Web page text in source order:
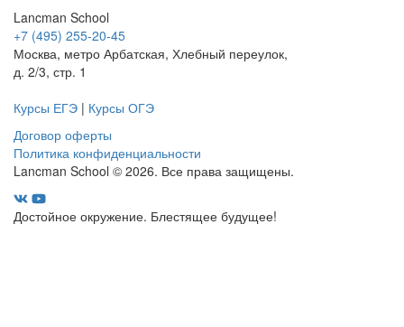
Lancman School
+7 (495) 255-20-45
Москва, метро Арбатская, Хлебный переулок,
д. 2/3, стр. 1
Курсы ЕГЭ | Курсы ОГЭ
Договор оферты
Политика конфиденциальности
Lancman School © 2026. Все права защищены.
Достойное окружение. Блестящее будущее!